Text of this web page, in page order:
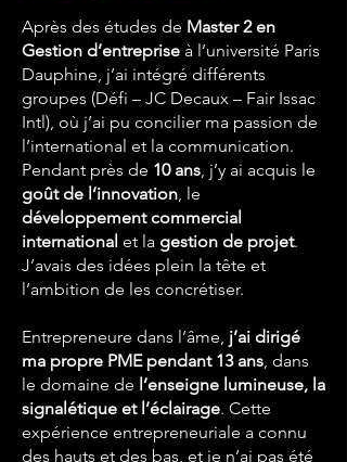
Après des études de Master 2 en
Gestion d’entreprise à l’université Paris
Dauphine, j’ai intégré différents
groupes (Défi – JC Decaux – Fair Issac
Intl), où j’ai pu concilier ma passion de
l’international et la communication.
Pendant près de 10 ans, j’y ai acquis le
goût de l’innovation, le
développement commercial
international et la gestion de projet.
J’avais des idées plein la tête et
l’ambition de les concrétiser.
Entrepreneure dans l’âme, j’ai dirigé
ma propre PME pendant 13 ans, dans
le domaine de l’enseigne lumineuse, la
signalétique et l’éclairage. Cette
expérience entrepreneuriale a connu
des hauts et des bas, et je n’ai pas été